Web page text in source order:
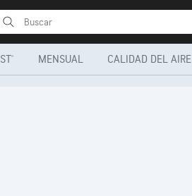
MENSUAL CALIDAD DEL AIRE